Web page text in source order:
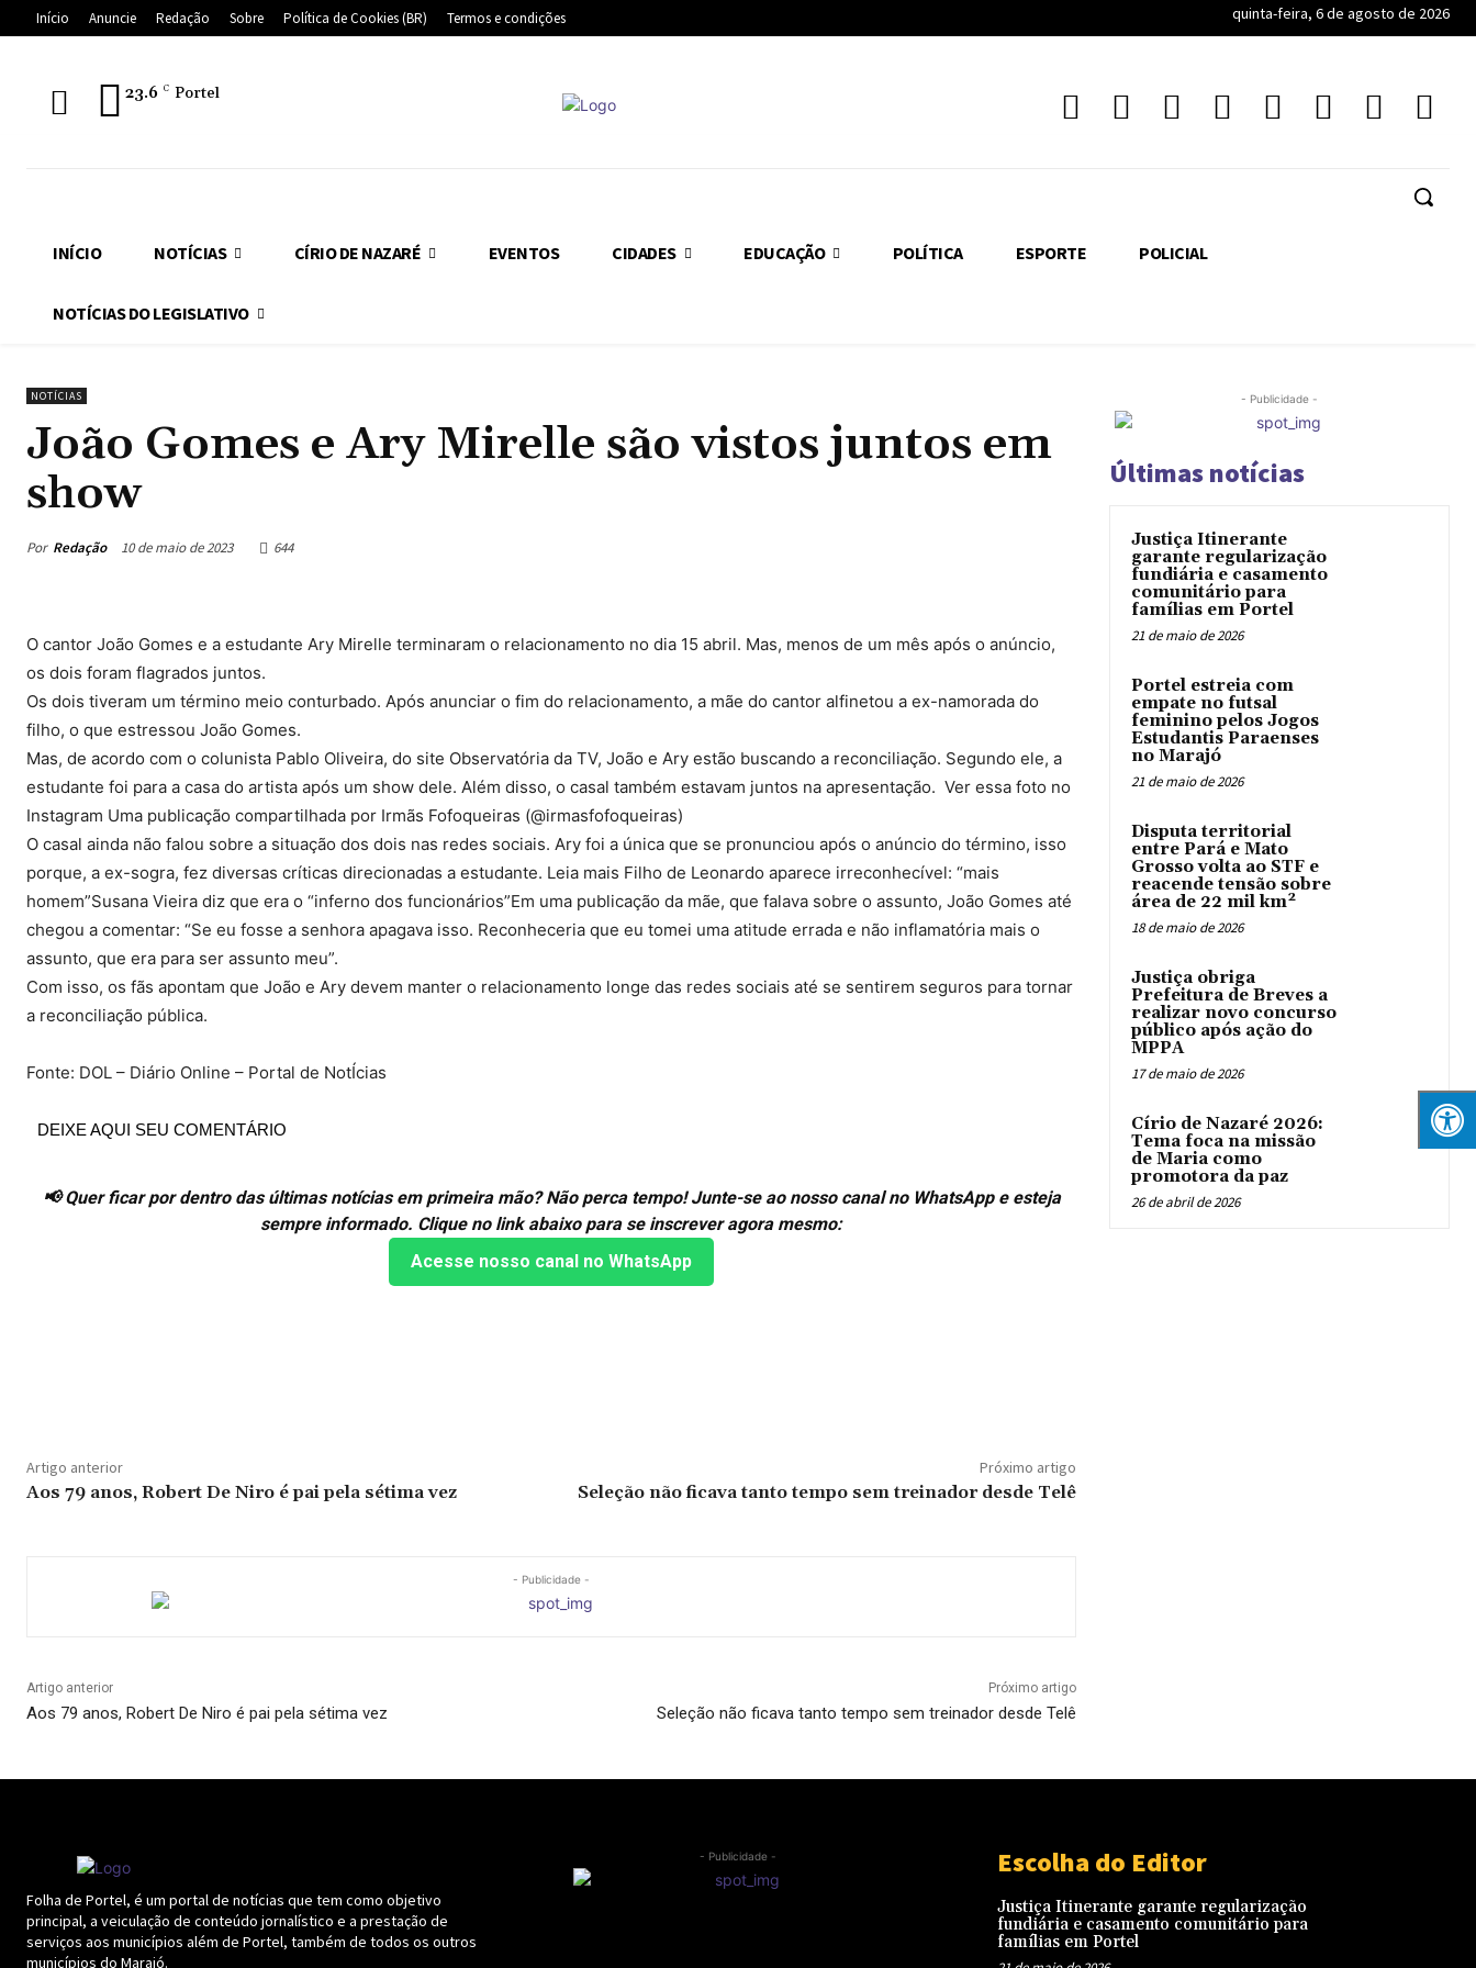
Início Anuncie Redação Sobre Política de Cookies (BR) Termos e condições quinta-feira, 6 de agosto de 2026
23.6 C Portel
INÍCIO NOTÍCIAS CÍRIO DE NAZARÉ EVENTOS CIDADES EDUCAÇÃO POLÍTICA ESPORTE POLICIAL
NOTÍCIAS DO LEGISLATIVO
NOTÍCIAS
João Gomes e Ary Mirelle são vistos juntos em
show
Por Redação 10 de maio de 2023 644
O cantor João Gomes e a estudante Ary Mirelle terminaram o relacionamento no dia 15 abril. Mas, menos de um mês após o anúncio,
os dois foram flagrados juntos.
Os dois tiveram um término meio conturbado. Após anunciar o fim do relacionamento, a mãe do cantor alfinetou a ex-namorada do
filho, o que estressou João Gomes.
Mas, de acordo com o colunista Pablo Oliveira, do site Observatória da TV, João e Ary estão buscando a reconciliação. Segundo ele, a
estudante foi para a casa do artista após um show dele. Além disso, o casal também estavam juntos na apresentação. Ver essa foto no
Instagram Uma publicação compartilhada por Irmãs Fofoqueiras (@irmasfofoqueiras)
O casal ainda não falou sobre a situação dos dois nas redes sociais. Ary foi a única que se pronunciou após o anúncio do término, isso
porque, a ex-sogra, fez diversas críticas direcionadas a estudante. Leia mais Filho de Leonardo aparece irreconhecível: “mais
homem”Susana Vieira diz que era o “inferno dos funcionários”Em uma publicação da mãe, que falava sobre o assunto, João Gomes até
chegou a comentar: “Se eu fosse a senhora apagava isso. Reconheceria que eu tomei uma atitude errada e não inflamatória mais o
assunto, que era para ser assunto meu”.
Com isso, os fãs apontam que João e Ary devem manter o relacionamento longe das redes sociais até se sentirem seguros para tornar
a reconciliação pública.
Fonte: DOL – Diário Online – Portal de NotÍcias
DEIXE AQUI SEU COMENTÁRIO
📢 Quer ficar por dentro das últimas notícias em primeira mão? Não perca tempo! Junte-se ao nosso canal no WhatsApp e esteja
sempre informado. Clique no link abaixo para se inscrever agora mesmo:
Acesse nosso canal no WhatsApp
Artigo anterior
Aos 79 anos, Robert De Niro é pai pela sétima vez
Próximo artigo
Seleção não ficava tanto tempo sem treinador desde Telê
- Publicidade -
Artigo anterior
Aos 79 anos, Robert De Niro é pai pela sétima vez
Próximo artigo
Seleção não ficava tanto tempo sem treinador desde Telê
- Publicidade -
Últimas notícias
Justiça Itinerante
garante regularização
fundiária e casamento
comunitário para
famílias em Portel
21 de maio de 2026
Portel estreia com
empate no futsal
feminino pelos Jogos
Estudantis Paraenses
no Marajó
21 de maio de 2026
Disputa territorial
entre Pará e Mato
Grosso volta ao STF e
reacende tensão sobre
área de 22 mil km²
18 de maio de 2026
Justiça obriga
Prefeitura de Breves a
realizar novo concurso
público após ação do
MPPA
17 de maio de 2026
Círio de Nazaré 2026:
Tema foca na missão
de Maria como
promotora da paz
26 de abril de 2026
Folha de Portel, é um portal de notícias que tem como objetivo
principal, a veiculação de conteúdo jornalístico e a prestação de
serviços aos municípios além de Portel, também de todos os outros
municípios do Marajó.
- Publicidade - Escolha do Editor
Justiça Itinerante garante regularização
fundiária e casamento comunitário para
famílias em Portel